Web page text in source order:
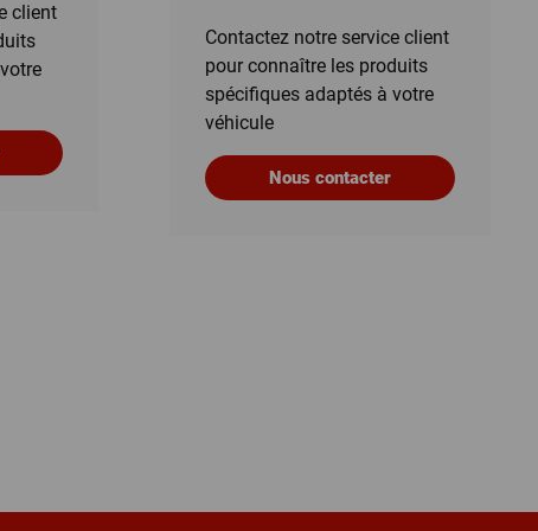
client
Contactez notre service client
pour connaître les produits
spécifiques adaptés à votre
véhicule
Nous contacter